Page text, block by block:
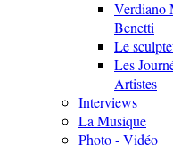
Verdiano
Benetti
Le
Les
Artistes
Interviews
La Musique
Photo - Vidéo